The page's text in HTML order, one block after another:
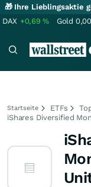
🎁 Ihre Lieblingsaktie
DAX +0,69% Gold 0,00
Startseite ETFs
iShares Diversified